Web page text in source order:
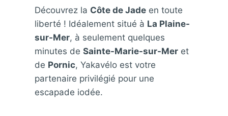
Découvrez la Côte de Jadeen toute
liberté ! Idéalement situé à La Plaine-
sur-Mer, à seulement quelques
minutes de Sainte-Marie-sur-Meret
de Pornic, Yakavélo est votre
partenaire privilégié pour une
escapade iodée.